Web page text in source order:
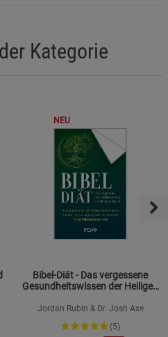
Kategorie
NEU
Bibel-Diät - Das vergessene
Gesundheitswissen der Heiligen
Jordan Rubin & Dr. Josh Axe
(5)